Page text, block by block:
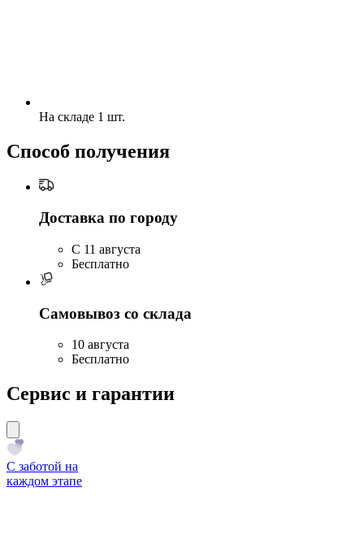
На складе 1 шт.
Способ получения
Доставка по городу
C 11 августа
Бесплатно
Самовывоз со склада
10 августа
Бесплатно
Сервис и гарантии
С заботой на
каждом этапе